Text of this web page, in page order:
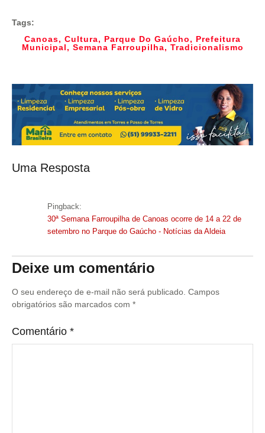
Tags:
Canoas, Cultura, Parque Do Gaúcho, Prefeitura
Municipal, Semana Farroupilha, Tradicionalismo
Uma Resposta
Pingback:
30ª Semana Farroupilha de Canoas ocorre de 14 a 22 de
setembro no Parque do Gaúcho - Notícias da Aldeia
Deixe um comentário
O seu endereço de e-mail não será publicado. Campos
obrigatórios são marcados com *
Comentário *